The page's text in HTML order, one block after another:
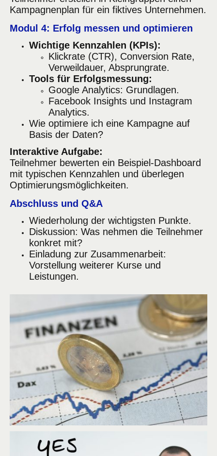
Kampagnenplan für ein fiktives Unternehmen.
Modul 4: Erfolg messen und optimieren
Wichtige Kennzahlen (KPIs):
Klickrate (CTR), Conversion Rate,
Verweildauer, Absprungrate.
Tools für Erfolgsmessung:
Google Analytics: Grundlagen.
Facebook Insights und Instagram
Analytics.
Wie optimiere ich eine Kampagne auf
Basis der Daten?
Interaktive Aufgabe:
Teilnehmer bewerten ein Beispiel-Dashboard
mit typischen Kennzahlen und überlegen
Optimierungsmöglichkeiten.
Abschluss und Q&A
Wiederholung der wichtigsten Punkte.
Diskussion: Was nehmen die Teilnehmer
konkret mit?
Einladung zur Zusammenarbeit:
Vorstellung weiterer Kurse und
Leistungen.